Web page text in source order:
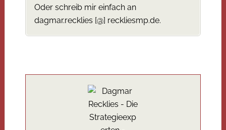
Oder schreib mir einfach an
dagmar.recklies [@] reckliesmp.de.